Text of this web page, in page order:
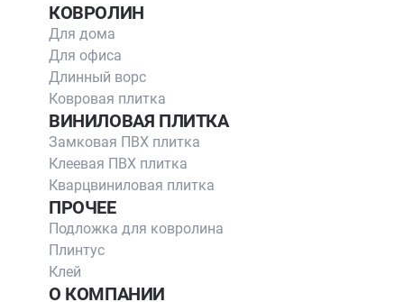
КОВРОЛИН
Для дома
Для офиса
Длинный ворс
Ковровая плитка
ВИНИЛОВАЯ ПЛИТКА
Замковая ПВХ плитка
Клеевая ПВХ плитка
Кварцвиниловая плитка
ПРОЧЕЕ
Подложка для ковролина
Плинтус
Клей
О КОМПАНИИ